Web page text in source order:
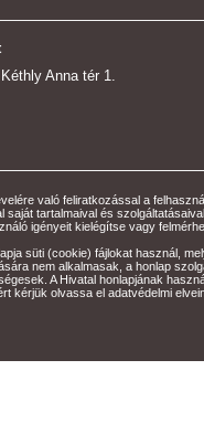
Anna tér 1.
való feliratkozással a
saját tartalmaival és
igényeit kielégítse vagy
süti (cookie) fájlokat használ,
nem alkalmasak, a honlap
A Hivatal honlapjának
kérjük olvassa el adatvédelmi